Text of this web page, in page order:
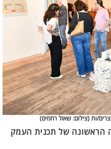
ות (צילום: שאול רחמים)
הראשונה של תכנית העמק